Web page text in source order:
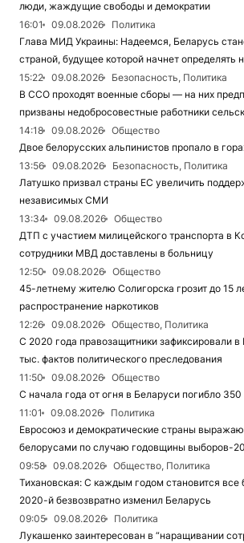
люди, жаждущие свободы и демократии
16:01
09.08.2026
Политика
Глава МИД Украины: Надеемся, Беларусь
страной, будущее которой начнет определять
15:22
09.08.2026
Безопасность, Политика
В ССО проходят военные сборы — на них
призваны недобросовестные работники
14:18
09.08.2026
Общество
Двое белорусских альпинистов пропало в
13:56
09.08.2026
Безопасность, Политика
Латушко призвал страны ЕС увеличить
независимых СМИ
13:34
09.08.2026
Общество
ДТП с участием милицейского транспорта в
сотрудники МВД доставлены в больницу
12:50
09.08.2026
Общество
45-летнему жителю Солигорска грозит до 15
распространение наркотиков
12:26
09.08.2026
Общество, Политика
С 2020 года правозащитники зафиксировали
тыс. фактов политического преследования
11:50
09.08.2026
Общество
С начала года от огня в Беларуси погибло 350
11:01
09.08.2026
Политика
Евросоюз и демократические страны
белорусами по случаю годовщины выборов-
09:58
09.08.2026
Общество, Политика
Тихановская: С каждым годом становится все
2020-й безвозвратно изменил Беларусь
09:05
09.08.2026
Политика
Лукашенко заинтересован в “наращивании